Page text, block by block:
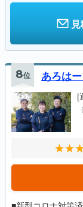
8位 あろは
[